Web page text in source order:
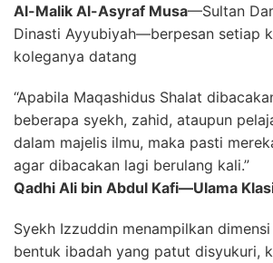
Al-Malik Al-Asyraf Musa—Sultan
Dinasti Ayyubiyah—berpesan setiap
koleganya datang
“Apabila Maqashidus Shalat
beberapa syekh, zahid, ataupun
dalam majelis ilmu, maka pasti
agar dibacakan lagi berulang kali.”
Qadhi Ali bin Abdul Kafi—Ulama
Syekh Izzuddin menampilkan
bentuk ibadah yang patut disyukuri,